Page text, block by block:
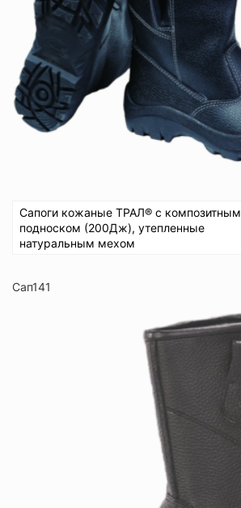
Сапоги кожаные ТРАЛ® с композитным
подноском (200Дж), утепленные
натуральным мехом
Сап141